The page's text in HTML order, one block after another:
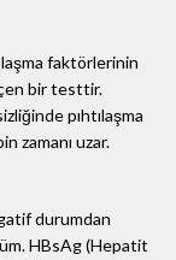
faktörlerinin
bir testtir.
pıhtılaşma
zamanı uzar.
durumdan
HBsAg (Hepatit